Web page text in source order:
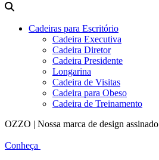
Cadeiras para Escritório
Cadeira Executiva
Cadeira Diretor
Cadeira Presidente
Longarina
Cadeira de Visitas
Cadeira para Obeso
Cadeira de Treinamento
OZZO | Nossa marca de design assinado
Conheça